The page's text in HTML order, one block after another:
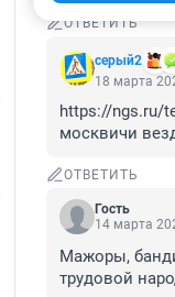
ОТВЕТИТЬ
серый2
18 марта
https://ngs.ru/
москвичи
ОТВЕТИТЬ
Гость
14 марта
Мажоры,
трудовой